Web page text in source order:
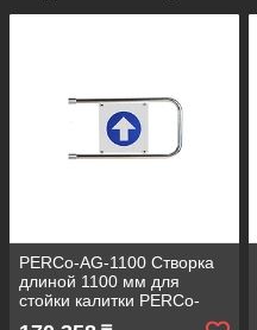
PERCo-AG-1100 Створка
длиной 1100 мм для
стойки калитки PERCo-